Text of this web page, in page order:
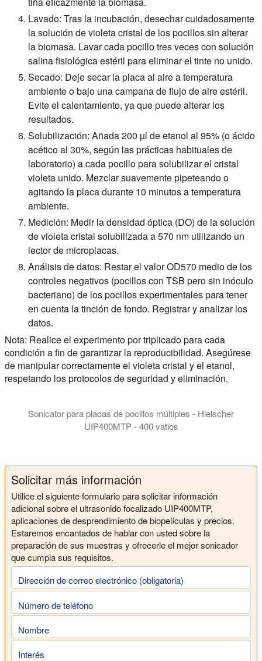
Lavado: Tras la incubación, desechar cuidadosamente
la solución de violeta cristal de los pocillos sin alterar
la biomasa. Lavar cada pocillo tres veces con solución
salina fisiológica estéril para eliminar el tinte no unido.
Secado: Deje secar la placa al aire a temperatura
ambiente o bajo una campana de flujo de aire estéril.
Evite el calentamiento, ya que puede alterar los
resultados.
Solubilización: Añada 200 µl de etanol al 95% (o ácido
acético al 30%, según las prácticas habituales de
laboratorio) a cada pocillo para solubilizar el cristal
violeta unido. Mezclar suavemente pipeteando o
agitando la placa durante 10 minutos a temperatura
ambiente.
Medición: Medir la densidad óptica (DO) de la solución
de violeta cristal solubilizada a 570 nm utilizando un
lector de microplacas.
Análisis de datos: Restar el valor OD570 medio de los
controles negativos (pocillos con TSB pero sin inóculo
bacteriano) de los pocillos experimentales para tener
en cuenta la tinción de fondo. Registrar y analizar los
datos.
Nota: Realice el experimento por triplicado para cada
condición a fin de garantizar la reproducibilidad. Asegúrese
de manipular correctamente el violeta cristal y el etanol,
respetando los protocolos de seguridad y eliminación.
Sonicator para placas de pocillos múltiples - Hielscher
UIP400MTP - 400 vatios
Solicitar más información
Utilice el siguiente formulario para solicitar información
adicional sobre el ultrasonido focalizado UIP400MTP,
aplicaciones de desprendimiento de biopelículas y precios.
Estaremos encantados de hablar con usted sobre la
preparación de sus muestras y ofrecerle el mejor sonicador
que cumpla sus requisitos.
Dirección de correo electrónico (obligatoria)
Número de teléfono
Nombre
Interés